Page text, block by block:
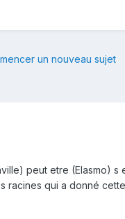
un nouveau sujet
peut etre (Elasmo) s
racines qui a donné